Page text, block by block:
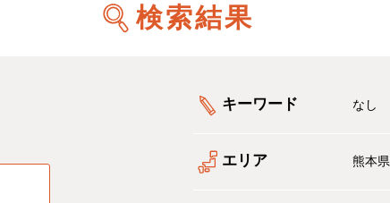
検索結果
キーワード なし
エリア 熊本県